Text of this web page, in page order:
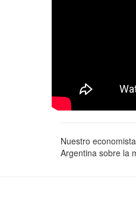
Nuestro economista
Argentina sobre la